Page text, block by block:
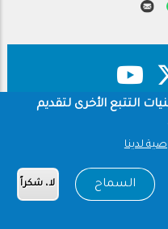
الخصوصية
التتبع الأخرى لتقديم
لدينا
السماح لا، شكراً